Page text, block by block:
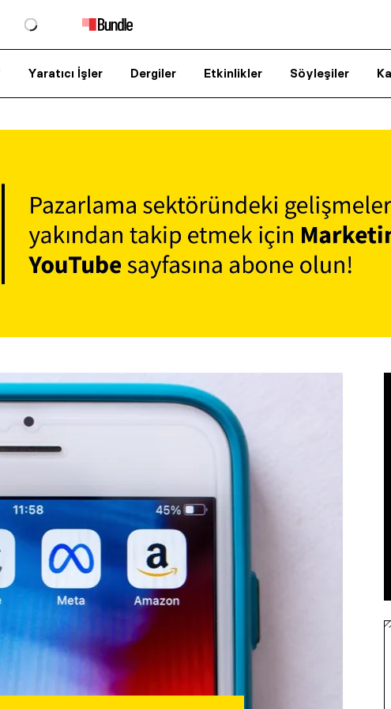
Yaratıcı İşler Dergiler Etkinlikler Söyleşiler